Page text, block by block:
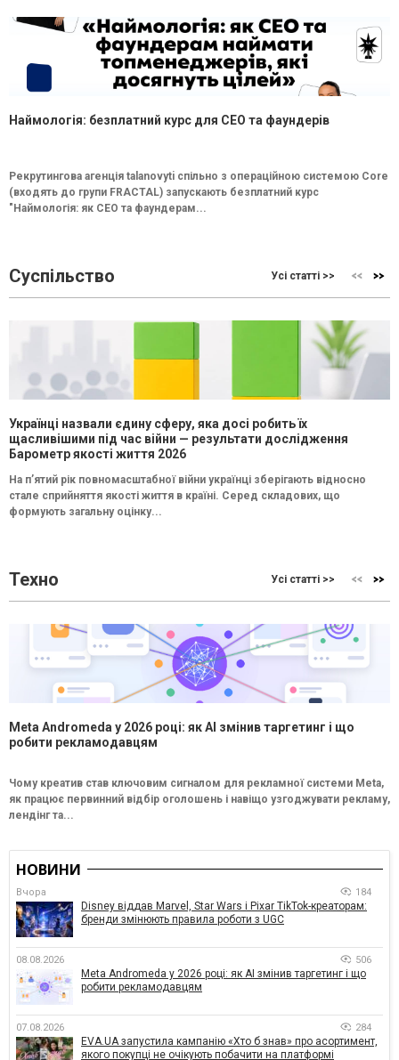
Наймологія: безплатний курс для CEO та фаундерів
Рекрутингова агенція talanovyti спільно з операційною системою Core
(входять до групи FRACTAL) запускають безплатний курс
"Наймологія: як СEO та фаундерам...
Суспільство Усі статті >>
Українці назвали єдину сферу, яка досі робить їх
щасливішими під час війни — результати дослідження
Барометр якості життя 2026
На п’ятий рік повномасштабної війни українці зберігають відносно
стале сприйняття якості життя в країні. Серед складових, що
формують загальну оцінку...
Техно Усі статті >>
Meta Andromeda у 2026 році: як AI змінив таргетинг і що
робити рекламодавцям
Чому креатив став ключовим сигналом для рекламної системи Meta,
як працює первинний відбір оголошень і навіщо узгоджувати рекламу,
лендінг та...
НОВИНИ
Вчора 184
Disney віддав Marvel, Star Wars і Pixar TikTok-креаторам:
бренди змінюють правила роботи з UGC
08.08.2026 506
Meta Andromeda у 2026 році: як AI змінив таргетинг і що
робити рекламодавцям
07.08.2026 284
EVA.UA запустила кампанію «Хто б знав» про асортимент,
якого покупці не очікують побачити на платформі